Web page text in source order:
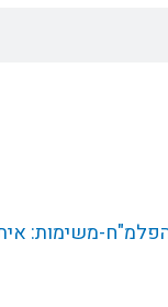
משימות: